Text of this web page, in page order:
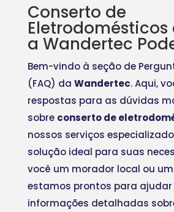
Conserto de
Eletrodomésticos
a Wandertec
Bem-vindo à seção de
(FAQ) da Wandertec. Aqui,
respostas para as dúvidas
sobre conserto de
nossos serviços
solução ideal para suas
você um morador local ou
estamos prontos para ajudar
informações detalhadas